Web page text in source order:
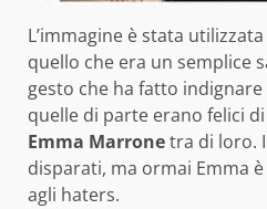
L’immagine è stata
quello che era un semplice
gesto che ha fatto
quelle di parte erano felici
Emma Marronetra di loro.
disparati, ma ormai Emma
agli haters.